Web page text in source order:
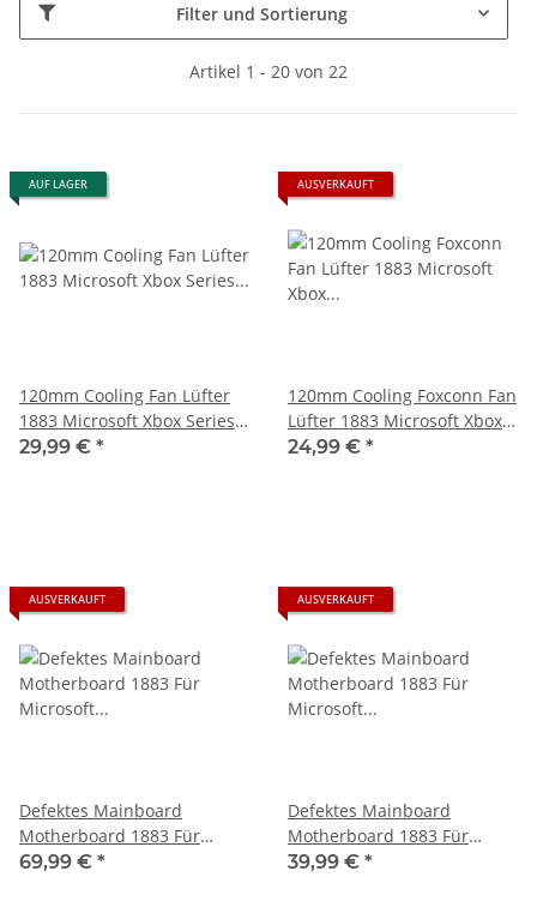
Filter und Sortierung
Artikel 1 - 20 von 22
AUF LAGER
120mm Cooling Fan Lüfter
1883 Microsoft Xbox Series S
- gebraucht
29,99 € *
AUSVERKAUFT
120mm Cooling Foxconn Fan
Lüfter 1883 Microsoft Xbox
Series S - PVA130F12M-P01
24,99 € *
AUSVERKAUFT
Defektes Mainboard
Motherboard 1883 Für
Microsoft Xbox Series S -
69,99 € *
AUSVERKAUFT
Defektes Mainboard
Motherboard 1883 Für
Microsoft Xbox Series S -
39,99 € *